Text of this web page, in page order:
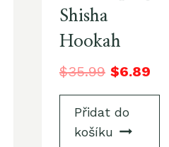
Shisha
Hookah
$35.99 $6.89
Přidat do
košíku